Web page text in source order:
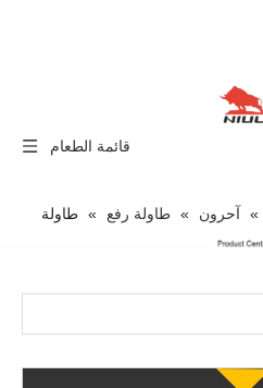
قائمة الطعام
» آحرون » طاولة رفع » طاولة